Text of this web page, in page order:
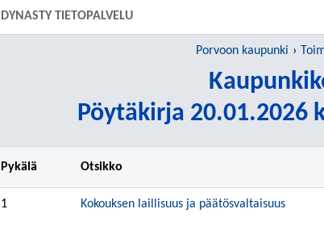
DYNASTY TIETOPALVELU
Porvoon kaupunki
Pöytäkirja 20.01.2026
Pykälä Otsikko
1 Kokouksen laillisuus ja päätösvaltaisuus